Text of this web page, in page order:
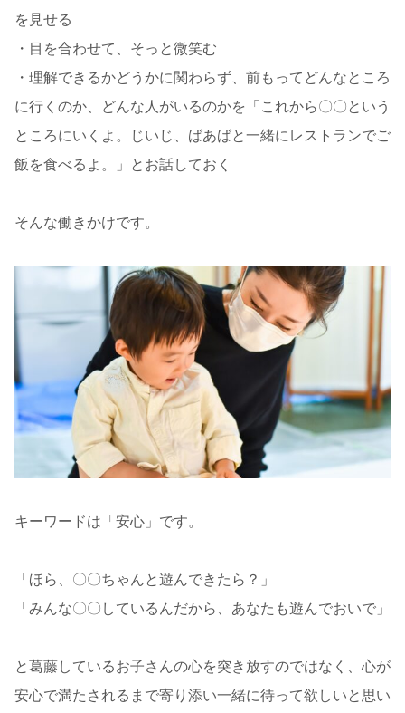
を見せる
・目を合わせて、そっと微笑む
・理解できるかどうかに関わらず、前もってどんなところ
に行くのか、どんな人がいるのかを「これから〇〇という
ところにいくよ。じいじ、ばあばと一緒にレストランでご
飯を食べるよ。」とお話しておく
そんな働きかけです。
キーワードは「安心」です。
「ほら、〇〇ちゃんと遊んできたら？」
「みんな〇〇しているんだから、あなたも遊んでおいで」
と葛藤しているお子さんの心を突き放すのではなく、心が
安心で満たされるまで寄り添い一緒に待って欲しいと思い